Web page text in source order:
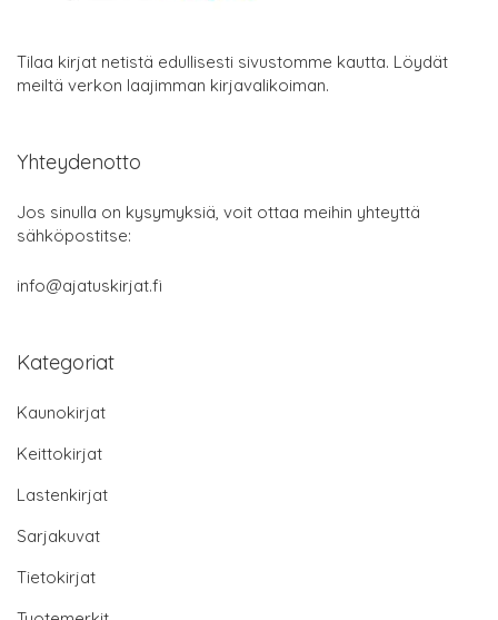
Tilaa kirjat netistä edullisesti sivustomme kautta. Löydät
meiltä verkon laajimman kirjavalikoiman.
Yhteydenotto
Jos sinulla on kysymyksiä, voit ottaa meihin yhteyttä
sähköpostitse:
info@ajatuskirjat.fi
Kategoriat
Kaunokirjat
Keittokirjat
Lastenkirjat
Sarjakuvat
Tietokirjat